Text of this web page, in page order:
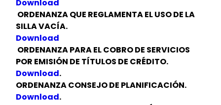
Download
ORDENANZA QUE REGLAMENTA EL USO DE LA
SILLA VACÍA.
Download
ORDENANZA PARA EL COBRO DE SERVICIOS
POR EMISIÓN DE TÍTULOS DE CRÉDITO.
Download.
ORDENANZA CONSEJO DE PLANIFICACIÓN.
Download.